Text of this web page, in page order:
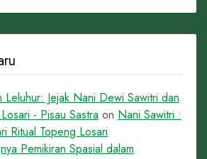
Leluhur: Jejak Nani Dewi Sawitri dan
- Pisau Sastra on Nani Sawitri :
Ritual Topeng Losari
Pemikiran Spasial dalam